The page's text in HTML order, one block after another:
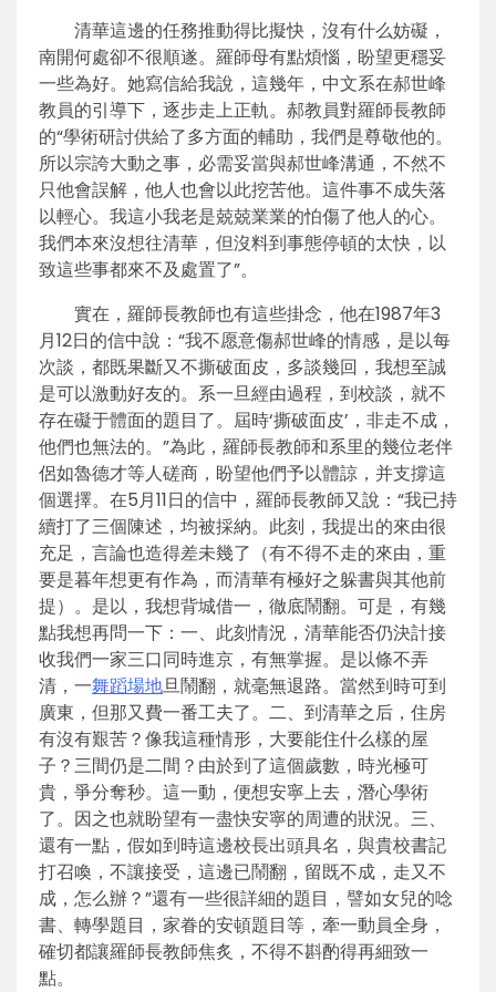
清華這邊的任務推動得比擬快，沒有什么妨礙，
南開何處卻不很順遂。羅師母有點煩惱，盼望更穩妥
一些為好。她寫信給我說，這幾年，中文系在郝世峰
教員的引導下，逐步走上正軌。郝教員對羅師長教師
的“學術研討供給了多方面的輔助，我們是尊敬他的。
所以宗誇大動之事，必需妥當與郝世峰溝通，不然不
只他會誤解，他人也會以此挖苦他。這件事不成失落
以輕心。我這小我老是兢兢業業的怕傷了他人的心。
我們本來沒想往清華，但沒料到事態停頓的太快，以
致這些事都來不及處置了”。
實在，羅師長教師也有這些掛念，他在1987年3
月12日的信中說：“我不愿意傷郝世峰的情感，是以每
次談，都既果斷又不撕破面皮，多談幾回，我想至誠
是可以激動好友的。系一旦經由過程，到校談，就不
存在礙于體面的題目了。屆時‘撕破面皮’，非走不成，
他們也無法的。”為此，羅師長教師和系里的幾位老伴
侶如魯德才等人磋商，盼望他們予以體諒，并支撐這
個選擇。在5月11日的信中，羅師長教師又說：“我已持
續打了三個陳述，均被採納。此刻，我提出的來由很
充足，言論也造得差未幾了（有不得不走的來由，重
要是暮年想更有作為，而清華有極好之躲書與其他前
提）。是以，我想背城借一，徹底鬧翻。可是，有幾
點我想再問一下：一、此刻情況，清華能否仍決計接
收我們一家三口同時進京，有無掌握。是以條不弄
清，一舞蹈場地旦鬧翻，就毫無退路。當然到時可到
廣東，但那又費一番工夫了。二、到清華之后，住房
有沒有艱苦？像我這種情形，大要能住什么樣的屋
子？三間仍是二間？由於到了這個歲數，時光極可
貴，爭分奪秒。這一動，便想安寧上去，潛心學術
了。因之也就盼望有一盡快安寧的周遭的狀況。三、
還有一點，假如到時這邊校長出頭具名，與貴校書記
打召喚，不讓接受，這邊已鬧翻，留既不成，走又不
成，怎么辦？”還有一些很詳細的題目，譬如女兒的唸
書、轉學題目，家眷的安頓題目等，牽一動員全身，
確切都讓羅師長教師焦炙，不得不斟酌得再細致一
點。